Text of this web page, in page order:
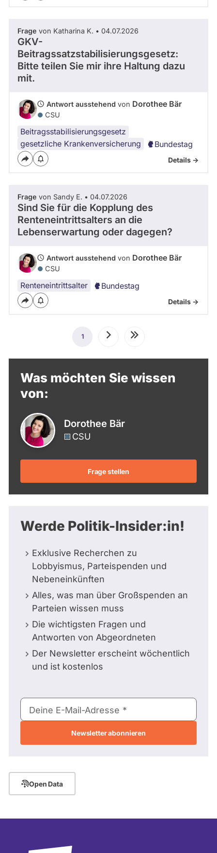
Frage von Katharina K. • 04.07.2026
GKV-
Beitragssatzstabilisierungsgesetz:
Bitte teilen Sie mir ihre Haltung dazu
mit.
Antwort ausstehend von Dorothee Bär
CSU
Beitragsstabilisierungsgesetz
gesetzliche Krankenversicherung
Bundestag
Details ->
Frage von Sandy E. • 04.07.2026
Sind Sie für die Kopplung des
Renteneintrittsalters an die
Lebenserwartung oder dagegen?
Antwort ausstehend von Dorothee Bär
CSU
Renteneintrittsalter Bundestag
Details ->
Seitennummerierung
Aktuelle
1 NächsteLetzte
Was möchten Sie wissen
von:
Dorothee Bär
CSU
Frage stellen
Werde Politik-Insider:in!
Exklusive Recherchen zu
Lobbyismus, Parteispenden und
Nebeneinkünften
Alles, was man über Großspenden an
Parteien wissen muss
Die wichtigsten Fragen und
Antworten von Abgeordneten
Der Newsletter erscheint wöchentlich
und ist kostenlos
E-
Mail-
Deine E-Mail-Adresse
Open Data